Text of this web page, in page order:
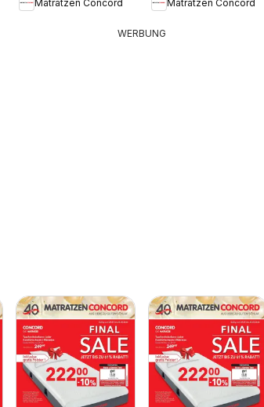
Freistadt
Matratzen Concord
Matratzen Concord
WERBUNG